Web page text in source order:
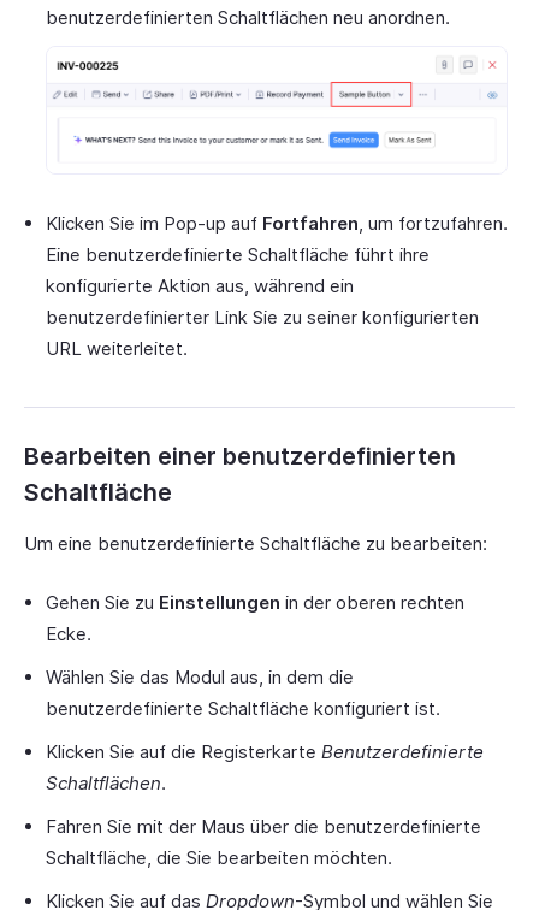
benutzerdefinierten Schaltflächen neu anordnen.
Klicken Sie im Pop-up auf Fortfahren, um fortzufahren.
Eine benutzerdefinierte Schaltfläche führt ihre
konfigurierte Aktion aus, während ein
benutzerdefinierter Link Sie zu seiner konfigurierten
URL weiterleitet.
Bearbeiten einer benutzerdefinierten
Schaltfläche
Um eine benutzerdefinierte Schaltfläche zu bearbeiten:
Gehen Sie zu Einstellungen in der oberen rechten
Ecke.
Wählen Sie das Modul aus, in dem die
benutzerdefinierte Schaltfläche konfiguriert ist.
Klicken Sie auf die Registerkarte Benutzerdefinierte
Schaltflächen.
Fahren Sie mit der Maus über die benutzerdefinierte
Schaltfläche, die Sie bearbeiten möchten.
Klicken Sie auf das Dropdown-Symbol und wählen Sie